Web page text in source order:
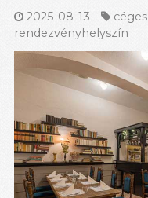
2025-08-13
rendezvényhelyszín